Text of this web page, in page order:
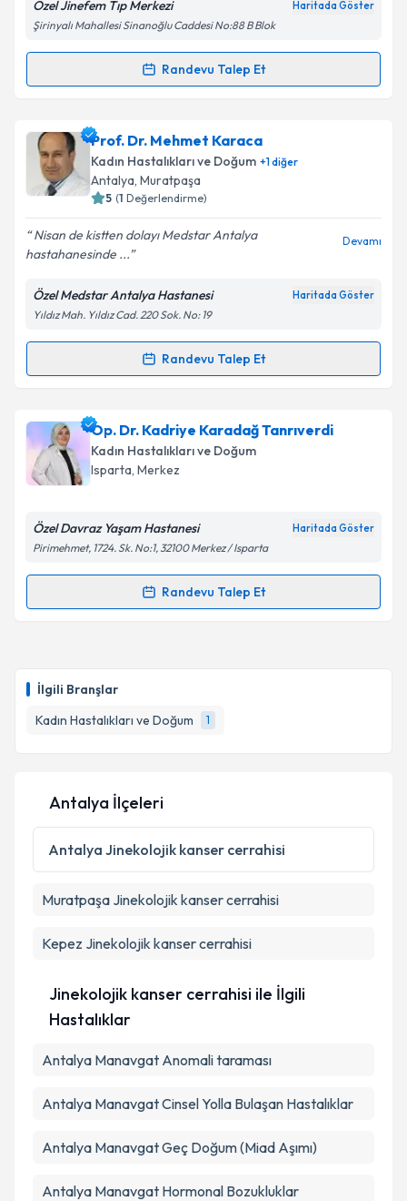
İlgili Branşlar
Kadın Hastalıkları ve Doğum
1
Kişisel verilerimin işlenmesine ilişkinAydınlatma
kapsamda işlenmesini kabul ediyorum.
Takvim Talebini Gönder
Özel Jinefem Tıp Merkezi Haritada Göster
Şirinyalı Mahallesi Sinanoğlu Caddesi No:88 B Blok
Randevu Talep Et
Randevu Takvimi Talebi
Op. Dr. İsmail Büyükdurakiçin randevu takvimi
talebi oluşturun. Size bu uzmandan randevu almanız
için bir takvim hazırlandığında e-posta ile
bilgilendireceğiz.
E-posta Adresiniz
Kişisel verilerimin işlenmesine ilişkin
Metni'ni okudum ve kişisel verilerimin belirtilen
kapsamda işlenmesini kabul ediyorum.
Prof. Dr. Mehmet Karaca
Kadın Hastalıkları ve Doğum +1diğer
Antalya, Muratpaşa
5 (1 Değerlendirme)
Nisan de kistten dolayı Medstar Antalya
hastahanesinde ...
Devamı
Özel Medstar Antalya Hastanesi Haritada Göster
Yıldız Mah. Yıldız Cad. 220 Sok. No: 19
Randevu Talep Et
Randevu Takvimi Talebi
Prof. Dr. Mehmet Karacaiçin randevu takvimi talebi
oluşturun. Size bu uzmandan randevu almanız için bir
takvim hazırlandığında e-posta ile bilgilendireceğiz.
Kişisel verilerimin işlenmesine ilişkin
Metni'ni okudum ve kişisel verilerimin belirtilen
Op. Dr. Kadriye Karadağ Tanrıverdi
Kadın Hastalıkları ve Doğum
Isparta, Merkez
Özel Davraz Yaşam Hastanesi Haritada Göster
Pirimehmet, 1724. Sk. No:1, 32100 Merkez / Isparta
Randevu Talep Et
Randevu Takvimi Talebi
almanız için bir takvim hazırlandığında e-posta ile
bilgilendireceğiz.
E-posta Adresiniz
Kişisel verilerimin işlenmesine ilişkin
Metni'ni okudum ve kişisel verilerimin belirtilen
Takvim Talebini Gönder
Antalya İlçeleri
Antalya Jinekolojik kanser cerrahisi
Muratpaşa Jinekolojik kanser cerrahisi
Kepez Jinekolojik kanser cerrahisi
Jinekolojik kanser cerrahisi ile İlgili
Hastalıklar
Antalya Manavgat Anomali taraması
Antalya Manavgat Cinsel Yolla Bulaşan Hastalıklar
Antalya Manavgat Geç Doğum (Miad Aşımı)
Antalya Manavgat Hormonal Bozukluklar